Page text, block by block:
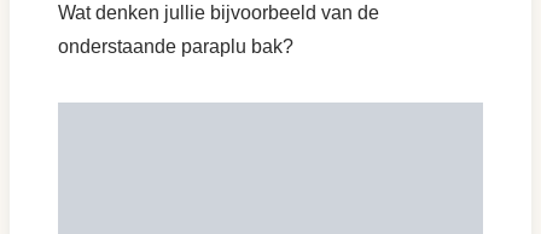
Wat denken jullie bijvoorbeeld van de
onderstaande paraplu bak?